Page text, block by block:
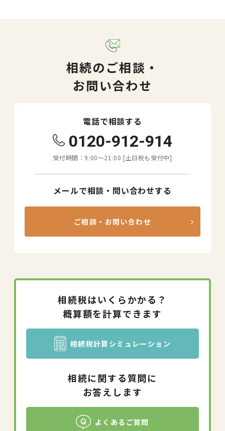
相続のご相談・
お問い合わせ
電話で相談する
0120-912-914
受付時間：9:00〜21:00 [土日祝も受付中]
メールで相談・問い合わせする
ご相談・お問い合わせ
相続税はいくらかかる？
概算額を計算できます
相続税計算シミュレーション
相続に関する質問に
お答えします
よくあるご質問